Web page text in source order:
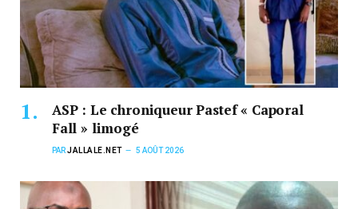
ASP : Le chroniqueur Pastef « Caporal
Fall » limogé
PARJALLALE.NET 5 AOÛT 2026